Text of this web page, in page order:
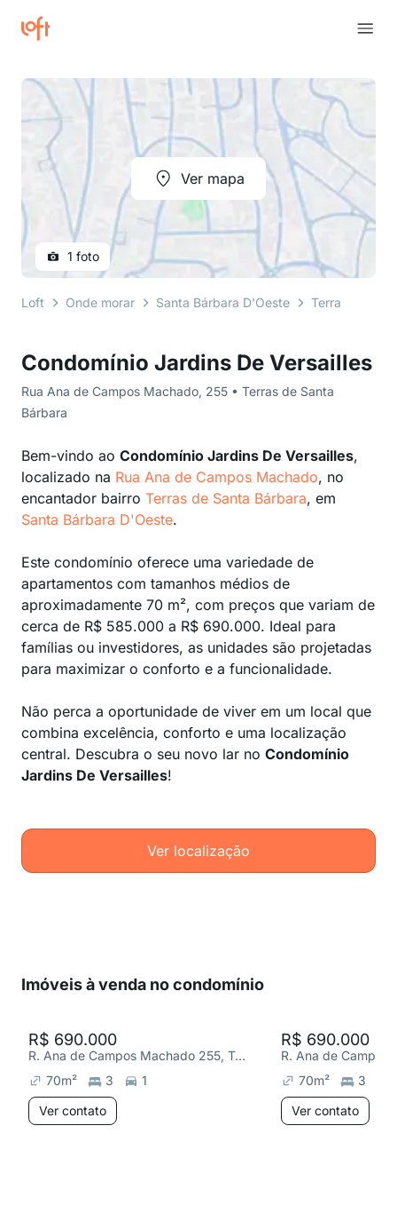
Condomínio Jardins De Versailles
Rua Ana de Campos Machado, 255 • Terras de Santa
Bárbara
Bem-vindo ao Condomínio Jardins De Versailles,
localizado na Rua Ana de Campos Machado, no
encantador bairro Terras de Santa Bárbara, em
Santa Bárbara D'Oeste.
Este condomínio oferece uma variedade de
apartamentos com tamanhos médios de
aproximadamente 70 m², com preços que variam de
cerca de R$ 585.000 a R$ 690.000. Ideal para
famílias ou investidores, as unidades são projetadas
para maximizar o conforto e a funcionalidade.
Não perca a oportunidade de viver em um local que
combina excelência, conforto e uma localização
central. Descubra o seu novo lar no Condomínio
Jardins De Versailles!
Ver localização
Ver mapa
1 foto
Loft Onde morar Santa Bárbara D'Oeste Terras de
Imóveis à venda no condomínio
R$ 690.000
R. Ana de Campos Machado 255, Terras de Santa Bárbara
70m² 3
1
Ver contato
R$ 690.000
70m² 3
Ver contato